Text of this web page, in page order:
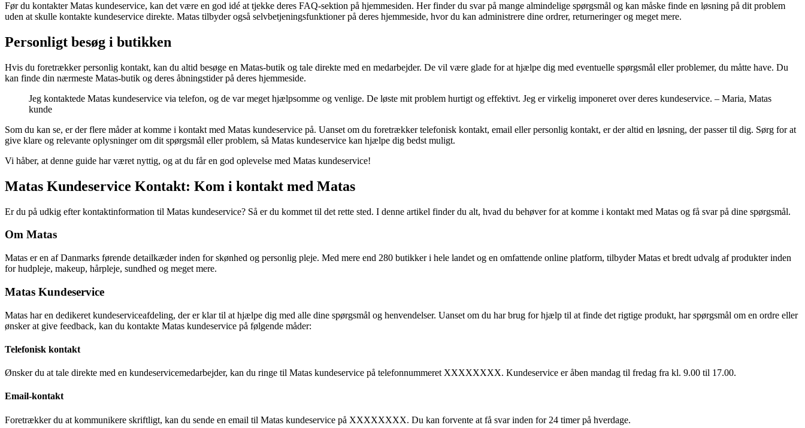
Før du kontakter Matas kundeservice, kan det være en god idé at tjekke deres FAQ-sektion på hjemmesiden. Her finder du svar på mange almindelige spørgsmål og kan måske finde en løsning på dit problem
uden at skulle kontakte kundeservice direkte. Matas tilbyder også selvbetjeningsfunktioner på deres hjemmeside, hvor du kan administrere dine ordrer, returneringer og meget mere.
Personligt besøg i butikken
Hvis du foretrækker personlig kontakt, kan du altid besøge en Matas-butik og tale direkte med en medarbejder. De vil være glade for at hjælpe dig med eventuelle spørgsmål eller problemer, du måtte have. Du
kan finde din nærmeste Matas-butik og deres åbningstider på deres hjemmeside.
Jeg kontaktede Matas kundeservice via telefon, og de var meget hjælpsomme og venlige. De løste mit problem hurtigt og effektivt. Jeg er virkelig imponeret over deres kundeservice. – Maria, Matas
kunde
Som du kan se, er der flere måder at komme i kontakt med Matas kundeservice på. Uanset om du foretrækker telefonisk kontakt, email eller personlig kontakt, er der altid en løsning, der passer til dig. Sørg for at
give klare og relevante oplysninger om dit spørgsmål eller problem, så Matas kundeservice kan hjælpe dig bedst muligt.
Vi håber, at denne guide har været nyttig, og at du får en god oplevelse med Matas kundeservice!
Matas Kundeservice Kontakt: Kom i kontakt med Matas
Er du på udkig efter kontaktinformation til Matas kundeservice? Så er du kommet til det rette sted. I denne artikel finder du alt, hvad du behøver for at komme i kontakt med Matas og få svar på dine spørgsmål.
Om Matas
Matas er en af Danmarks førende detailkæder inden for skønhed og personlig pleje. Med mere end 280 butikker i hele landet og en omfattende online platform, tilbyder Matas et bredt udvalg af produkter inden
for hudpleje, makeup, hårpleje, sundhed og meget mere.
Matas Kundeservice
Matas har en dedikeret kundeserviceafdeling, der er klar til at hjælpe dig med alle dine spørgsmål og henvendelser. Uanset om du har brug for hjælp til at finde det rigtige produkt, har spørgsmål om en ordre eller
ønsker at give feedback, kan du kontakte Matas kundeservice på følgende måder:
Telefonisk kontakt
Ønsker du at tale direkte med en kundeservicemedarbejder, kan du ringe til Matas kundeservice på telefonnummeret XXXXXXXX. Kundeservice er åben mandag til fredag fra kl. 9.00 til 17.00.
Email-kontakt
Foretrækker du at kommunikere skriftligt, kan du sende en email til Matas kundeservice på XXXXXXXX. Du kan forvente at få svar inden for 24 timer på hverdage.